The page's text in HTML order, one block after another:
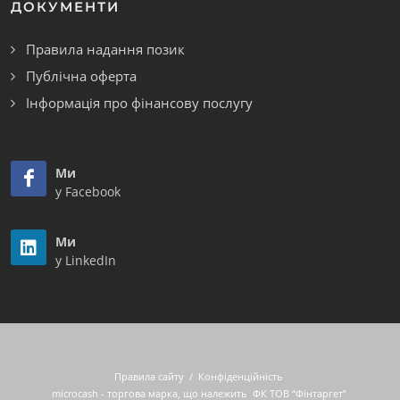
ДОКУМЕНТИ
Правила надання позик
Публічна оферта
Інформація про фінансову послугу
Ми
у Facebook
Ми
у LinkedIn
Правила сайту / Конфіденційність
microcash - торгова марка, що належить ФК ТОВ “Фінтаргет”